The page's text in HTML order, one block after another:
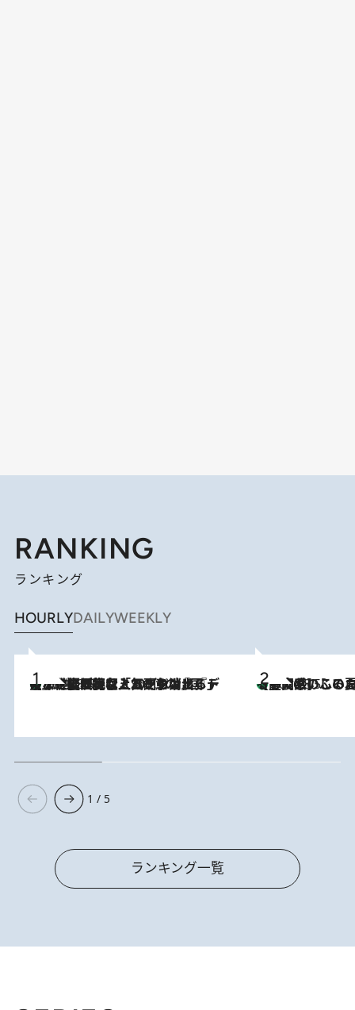
RANKING
ランキング
HOURLYDAILYWEEKLY
2026.8.5
【なぜ吉沢亮は「気配を消せる」のか？】興行収入208億の『国宝』を経て挑むミュージカル『ディア・エヴァン・ハンセン』。トップ俳優が舞台上でさらけ出した“孤独”とは 2026.8.5
【静岡県】この夏絶対食べたい 冷やしておいしいおやつ3
1 / 5
ランキング一覧